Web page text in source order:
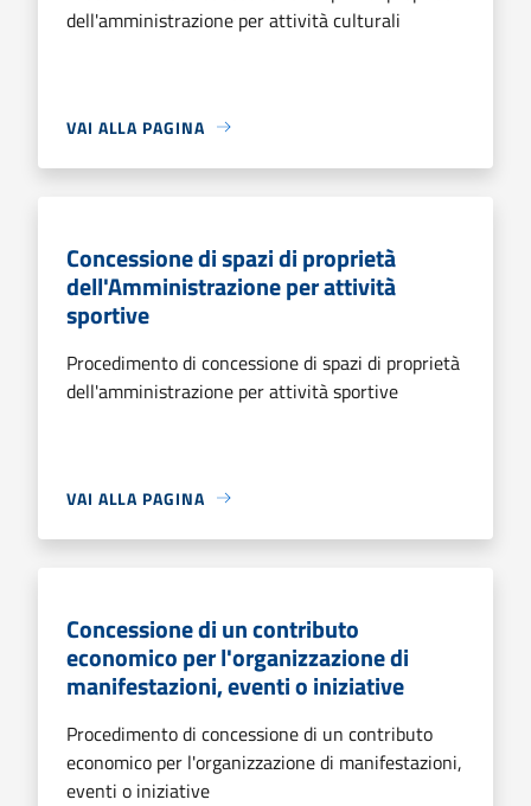
dell'amministrazione per attività culturali
VAI ALLA PAGINA
Concessione di spazi di proprietà
dell'Amministrazione per attività
sportive
Procedimento di concessione di spazi di proprietà
dell'amministrazione per attività sportive
VAI ALLA PAGINA
Concessione di un contributo
economico per l'organizzazione di
manifestazioni, eventi o iniziative
Procedimento di concessione di un contributo
economico per l'organizzazione di manifestazioni,
eventi o iniziative